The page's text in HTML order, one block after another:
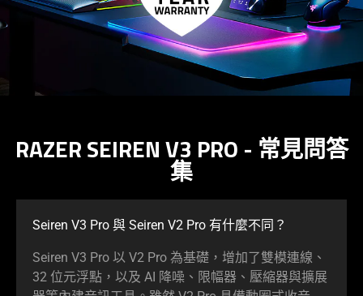
do
not
information.
RAZER SEIREN V3 PRO - 常見問答
集
Seiren V3 Pro 與 Seiren V2 Pro 有什麼不同 ？
Seiren V3 Pro 以 V2 Pro 為基礎，增加了雙模連線、
32 位元浮點，以及 AI 降噪、限幅器、壓縮器與擴展